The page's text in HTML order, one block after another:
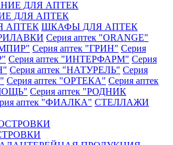
ДЛЯ АПТЕК
АПТЕК ШКАФЫ ДЛЯ АПТЕК
Серия аптек "ORANGE"
Серия аптек "ГРИН" Серия
Серия аптек "ИНТЕРФАРМ" Серия
Серия аптек "НАТУРЕЛЬ" Серия
Серия аптек "ОРТЕКА" Серия аптек
Серия аптек "РОДНИК
аптек "ФИАЛКА" СТЕЛЛАЖИ